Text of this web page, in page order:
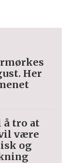
Her
tro at
være
og